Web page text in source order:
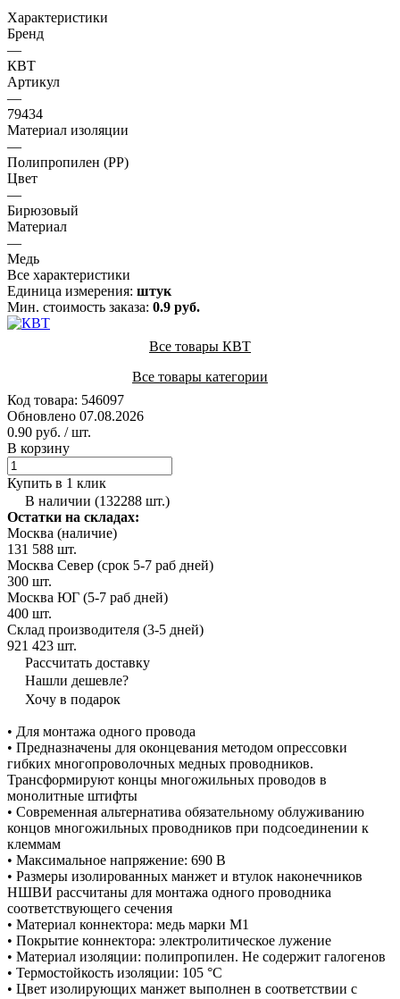
Характеристики
Бренд
—
КВТ
Артикул
—
79434
Материал изоляции
—
Полипропилен (PP)
Цвет
—
Бирюзовый
Материал
—
Медь
Все характеристики
Единица измерения: штук
Мин. стоимость заказа: 0.9 руб.
Все товары КВТ
Все товары категории
Код товара: 546097
Обновлено 07.08.2026
0.90 руб. / шт.
В корзину
Купить в 1 клик
В наличии (132288 шт.)
Остатки на складах:
Москва (наличие)
131 588 шт.
Москва Север (срок 5-7 раб дней)
300 шт.
Москва ЮГ (5-7 раб дней)
400 шт.
Склад производителя (3-5 дней)
921 423 шт.
Рассчитать доставку
Нашли дешевле?
Хочу в подарок
• Для монтажа одного провода
• Предназначены для оконцевания методом опрессовки
гибких многопроволочных медных проводников.
Трансформируют концы многожильных проводов в
монолитные штифты
• Современная альтернатива обязательному облуживанию
концов многожильных проводников при подсоединении к
клеммам
• Максимальное напряжение: 690 В
• Размеры изолированных манжет и втулок наконечников
НШВИ рассчитаны для монтажа одного проводника
соответствующего сечения
• Материал коннектора: медь марки М1
• Покрытие коннектора: электролитическое лужение
• Материал изоляции: полипропилен. Не содержит галогенов
• Термостойкость изоляции: 105 °C
• Цвет изолирующих манжет выполнен в соответствии с